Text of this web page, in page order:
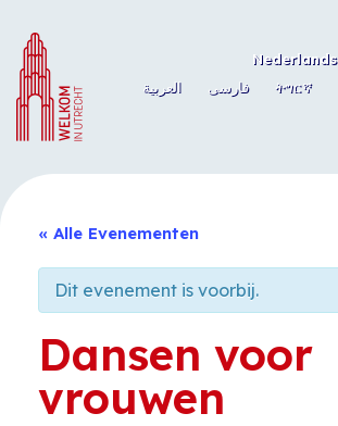
naar
de
inhoud
Nederlands
العربية
فارسی ትግርኛ
« Alle Evenementen
Dit evenement is voorbij.
Dansen voor
vrouwen